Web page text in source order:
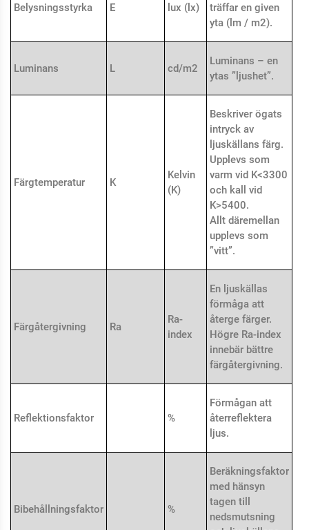
Belysningsstyrka E lux (lx)
träffar en given
yta (lm / m2).
Luminans L cd/m2
Luminans – en
ytas ”ljushet”.
Färgtemperatur K
Kelvin
(K)
Beskriver ögats
intryck av
ljuskällans färg.
Upplevs som
varm vid K<3300
och kall vid
K>5400.
Allt däremellan
upplevs som
”vitt”.
Färgåtergivning Ra
Ra-
index
En ljuskällas
förmåga att
återge färger.
Högre Ra-index
innebär bättre
färgåtergivning.
Reflektionsfaktor %
Förmågan att
återreflektera
ljus.
Bibehållningsfaktor %
Beräkningsfaktor
med hänsyn
tagen till
nedsmutsning